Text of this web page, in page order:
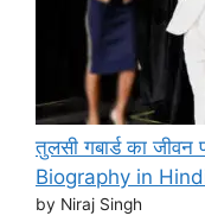
तुलसी गबार्ड का
Biography in
by Niraj Singh